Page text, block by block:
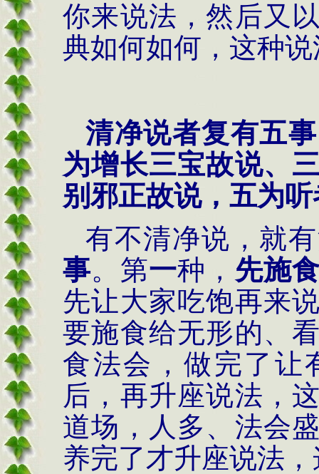
你来说法，然后又
典如何如何，这种
清净说者复有五
为增长三宝故说、
别邪正故说，五为
有不清净说，就
事。第一种， 先施
先让大家吃饱再来
要施食给无形的、
食法会，做完了让
后，再升座说法，
道场，人多、法会
养完了才升座说法